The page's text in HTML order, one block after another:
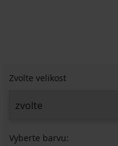
Zvolte velikost
Vyberte barvu: